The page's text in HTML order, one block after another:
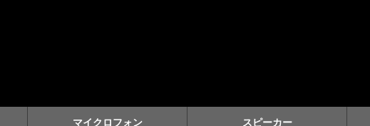
マイクロフォン
スピーカー